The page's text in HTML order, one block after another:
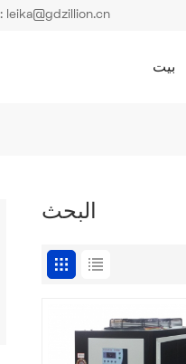
بريد إلكتروني : leika@gdzillion.cn
بيت
البحث